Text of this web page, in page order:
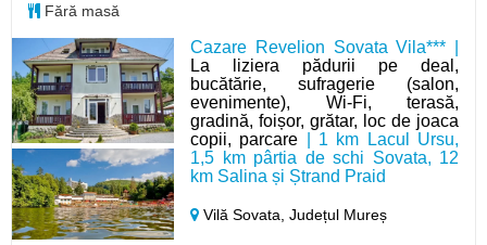
Cazare Revelion Sovata Vila*** |
La liziera pădurii pe deal,
bucătărie, sufragerie (salon,
evenimente), Wi-Fi, terasă,
gradină, foișor, grătar, loc de joaca
copii, parcare | 1 km Lacul Ursu,
1,5 km pârtia de schi Sovata, 12
km Salina și Ștrand Praid
Vilă Sovata,Județul Mureș
Fără masă